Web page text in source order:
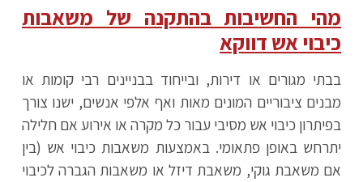
מהי החשיבות בהתקנה של משאבות
כיבוי אש דווקא
בבתי מגורים או דירות, ובייחוד בבניינים רבי קומות או
מבנים ציבוריים המונים מאות ואף אלפי אנשים, ישנו צורך
בפיתרון כיבוי אש מסיבי עבור כל מקרה או אירוע אם חלילה
יתרחש באופן פתאומי. באמצעות משאבות כיבוי אש (בין
אם משאבת גוקי, משאבת דיזל או משאבות הגברה לכיבוי